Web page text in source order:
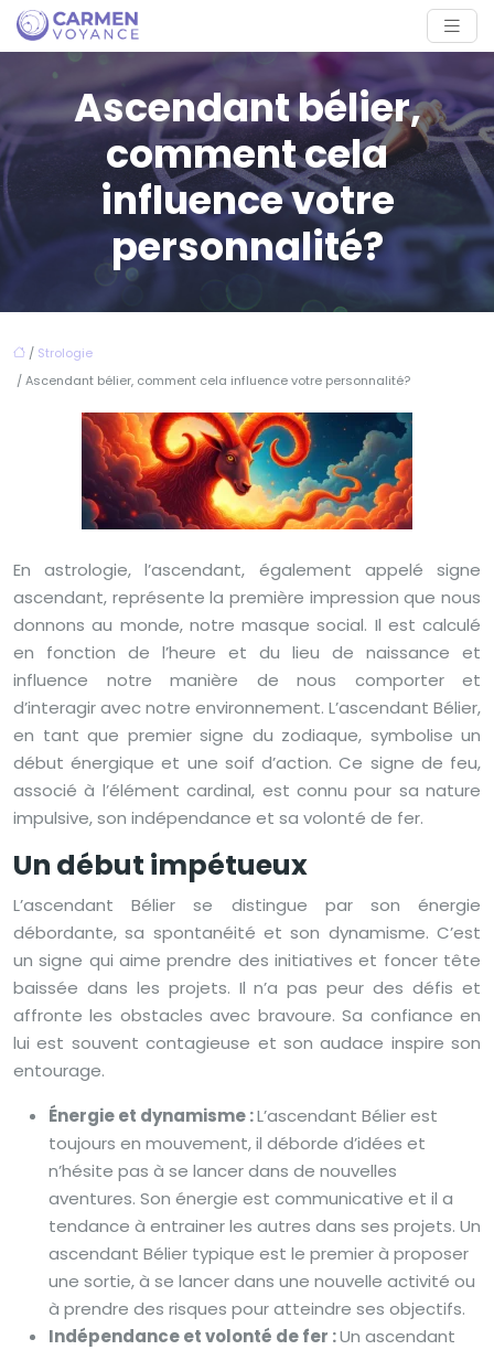
Ascendant bélier,
comment cela
influence votre
personnalité?
/ Strologie
/ Ascendant bélier, comment cela influence votre personnalité?
En astrologie, l’ascendant, également appelé signe
ascendant, représente la première impression que nous
donnons au monde, notre masque social. Il est calculé
en fonction de l’heure et du lieu de naissance et
influence notre manière de nous comporter et
d’interagir avec notre environnement. L’ascendant Bélier,
en tant que premier signe du zodiaque, symbolise un
début énergique et une soif d’action. Ce signe de feu,
associé à l’élément cardinal, est connu pour sa nature
impulsive, son indépendance et sa volonté de fer.
Un début impétueux
L’ascendant Bélier se distingue par son énergie
débordante, sa spontanéité et son dynamisme. C’est
un signe qui aime prendre des initiatives et foncer tête
baissée dans les projets. Il n’a pas peur des défis et
affronte les obstacles avec bravoure. Sa confiance en
lui est souvent contagieuse et son audace inspire son
entourage.
Énergie et dynamisme :L’ascendant Bélier est
toujours en mouvement, il déborde d’idées et
n’hésite pas à se lancer dans de nouvelles
aventures. Son énergie est communicative et il a
tendance à entrainer les autres dans ses projets. Un
ascendant Bélier typique est le premier à proposer
une sortie, à se lancer dans une nouvelle activité ou
à prendre des risques pour atteindre ses objectifs.
Indépendance et volonté de fer :Un ascendant